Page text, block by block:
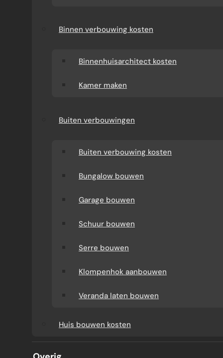
Binnen verbouwing kosten
Binnenhuisarchitect kosten
Kamer maken
Buiten verbouwingen
Buiten verbouwing kosten
Bungalow bouwen
Garage bouwen
Schuur bouwen
Serre bouwen
Klompenhok aanbouwen
Veranda laten bouwen
Huis bouwen kosten
DAKKAPEL PROJECTEN
€20.000, maar de echte prijs hangt af van
breedte, materiaal, isolatie, glas en